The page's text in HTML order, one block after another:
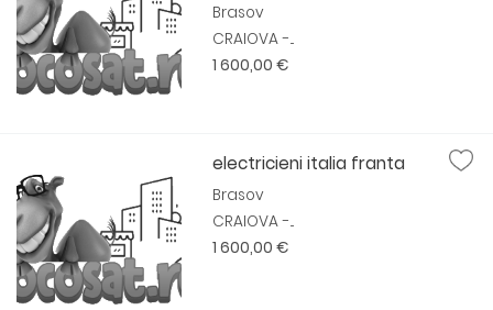
Brasov
CRAIOVA -...
1 600,00 €
electricieni italia franta
Brasov
CRAIOVA -...
1 600,00 €